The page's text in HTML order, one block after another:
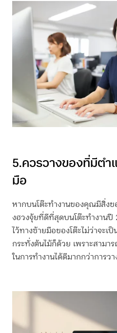
5.ควรวางของที่มีตำ
มือ
หากบนโต๊ะทำงานของคุณมีสิ่ง
งฮวงจุ้ยที่ดีที่สุดบน โต๊ะทำงานปี
ไว้ทางซ้ายมือของโต๊ะไม่ว่าจะเ
กระทั่งต้นไม้ก็ด้วย เพราะสามา
ในการทำงานได้ดีมากกว่าการว